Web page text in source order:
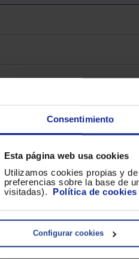
Consentimiento
Esta página web usa cookies
Utilizamos cookies propias y
preferencias sobre la base de
visitadas). Política de cookies
Configurar cookies